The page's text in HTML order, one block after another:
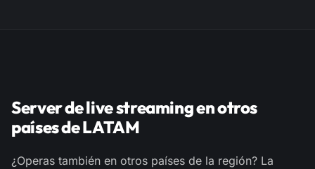
Server de live streaming en otros
países de LATAM
¿Operas también en otros países de la región? La